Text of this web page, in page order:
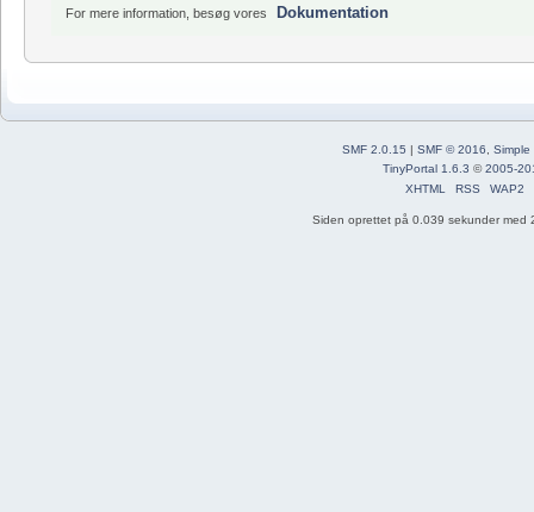
For mere information, besøg vores Dokumentation
SMF 2.0.15 SMF © 2016, Simple
TinyPortal 1.6.3 ©2005-
XHTML
RSS WAP2
Siden oprettet på 0.039 sekunder med